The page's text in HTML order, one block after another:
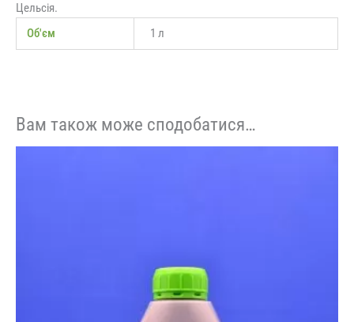
Цельсія.
Об'єм
1 л
Вам також може сподобатися…